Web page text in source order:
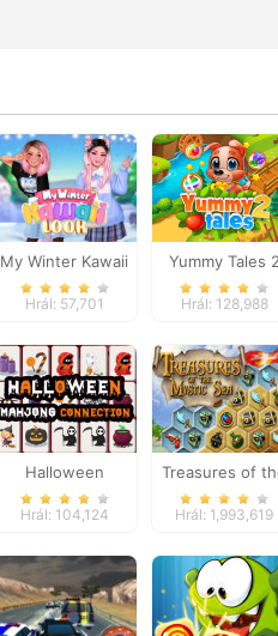
My Winter Kawaii
Look
Hrál: 57,701
Yummy Tales 2
Hrál: 128,988
Halloween
Mahjong
Hrál: 104,124
Treasures of
Mystic Sea
Hrál: 1,993,619